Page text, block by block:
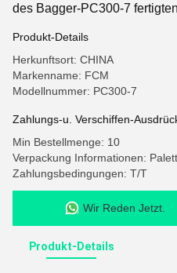
des Bagger-PC300-7
Produkt-Details
Herkunftsort: CHINA
Markenname: FCM
Modellnummer: PC300-7
Zahlungs-u. Verschiffen-
Min Bestellmenge: 10
Verpackung Informationen:
Zahlungsbedingungen: T/T
Wir Reden Jetzt.
Produkt-Details